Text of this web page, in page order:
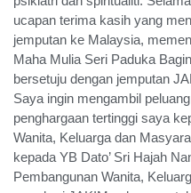
ucapan terima kasih yang
jemputan ke Malaysia,
Maha Mulia Seri Paduka
bersetuju dengan jemputan
Saya ingin mengambil
penghargaan tertinggi saya
Wanita, Keluarga dan
kepada YB Dato’ Sri Hajah
Pembangunan Wanita,